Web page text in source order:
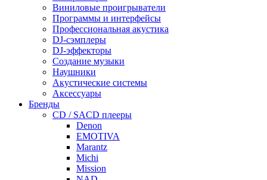
Виниловые проигрыватели
Программы и интерфейсы
Профессиональная акустика
DJ-сэмплеры
DJ-эффекторы
Создание музыки
Наушники
Акустические системы
Аксессуары
Бренды
CD / SACD плееры
Denon
EMOTIVA
Marantz
Michi
Mission